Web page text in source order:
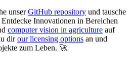
unserGitHub repository und tausche
Entdecke Innovationen in Bereichen
computer vision in agriculture auf
dirour licensing options an und
zum Leben. 🚀